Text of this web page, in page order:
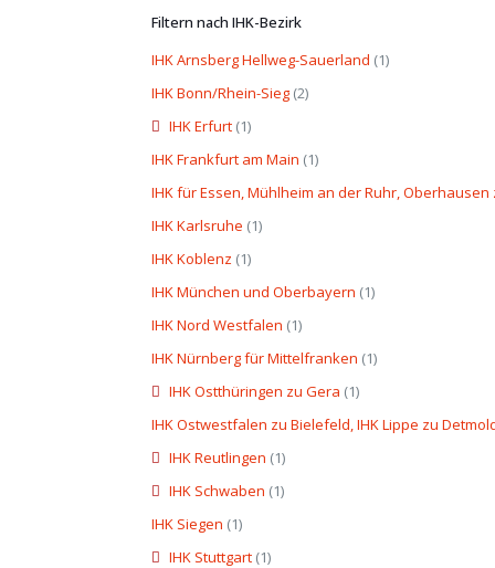
Filtern nach IHK-Bezirk
IHK Arnsberg Hellweg-Sauerland (1)
IHK Bonn/Rhein-Sieg (2)
IHK Erfurt (1)
IHK Frankfurt am Main (1)
IHK für Essen, Mühlheim an der Ruhr, Oberhausen
IHK Karlsruhe (1)
IHK Koblenz (1)
IHK München und Oberbayern (1)
IHK Nord Westfalen (1)
IHK Nürnberg für Mittelfranken (1)
IHK Ostthüringen zu Gera (1)
IHK Ostwestfalen zu Bielefeld, IHK Lippe zu
IHK Reutlingen (1)
IHK Schwaben (1)
IHK Siegen (1)
IHK Stuttgart (1)